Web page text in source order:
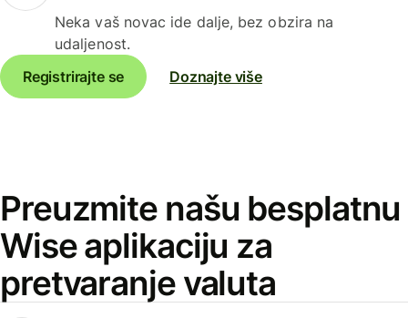
Neka vaš novac ide dalje, bez obzira na
udaljenost.
Registrirajte se
Doznajte više
Preuzmite našu besplatnu
Wise aplikaciju za
pretvaranje valuta